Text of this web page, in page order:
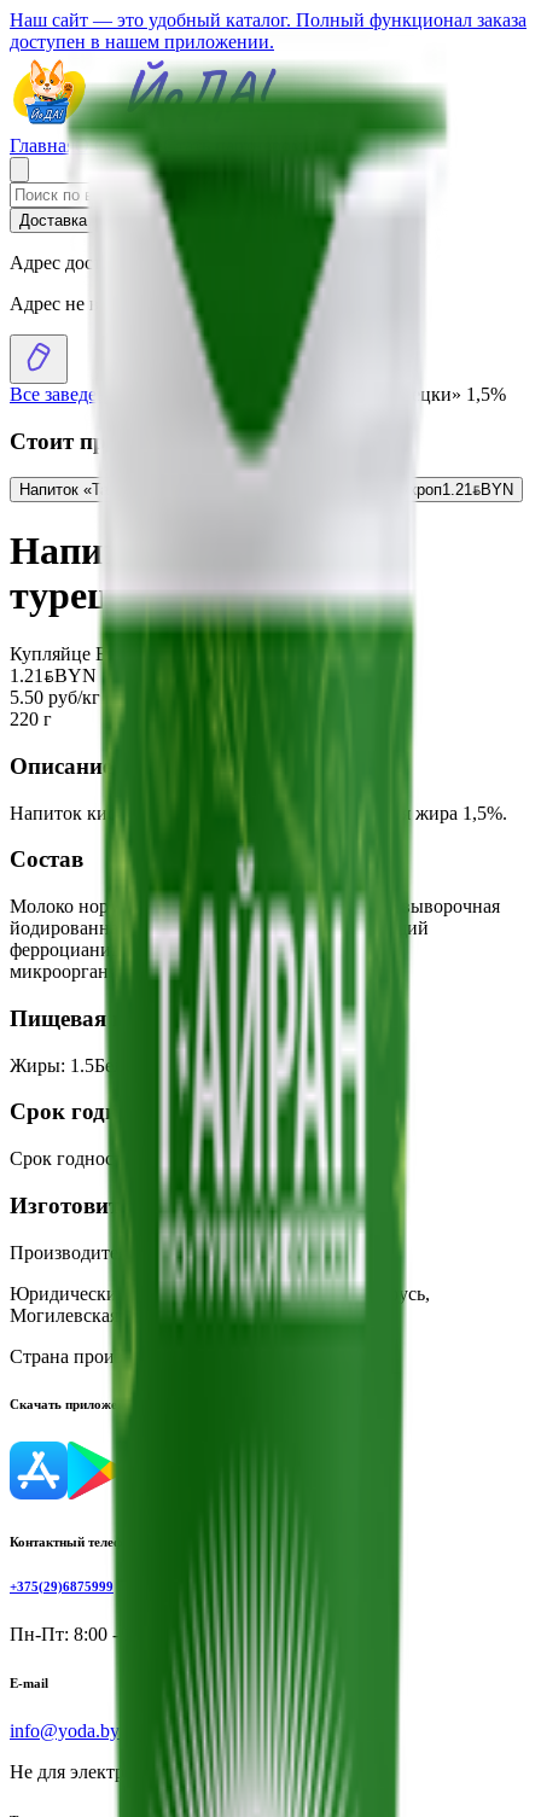
Наш сайт — это удобный каталог. Полный функционал заказа
доступен в нашем приложении.
ГлавнаяО Сервисе
Доставка Самовывоз
Адрес доставки
Адрес не выбран
Все заведения Напиток «Тайран по-турецки» 1,5%
Стоит присмотреться
Напиток «Тайран по-турецки» 1,5% соленый огурец-укроп1.21BYNBYN
Напиток «Тайран по-
турецки» 1,5%
Купляйце Беларускае
1.21BYNBYN
5.50 руб/кг
220 г
Описание
Напиток кисломолочный с солью массовая доля жира 1,5%.
Состав
Молоко нормализованное, вода питьевая, соль выворочная
йодированная (содержит агент антислеживающий
ферроцианид калия), закваска молочнокислых
микроорганизмов.
Пищевая ценность на 100г
Жиры: 1.5Белки 1.9Калории: 34Углеводы
Срок годности
Срок годности 50 суток
Изготовитель
Производитель:
ОАО «Молочные горки»
Юридический адрес:213410, Республика Беларусь,
Могилевская область, г. Горки, ул. Мира, 19
Страна производства:
Скачать приложение
Контактный телефон
+375(29)6875999
Пн-Пт: 8:00 - 17:00
E-mail
info@yoda.by
Не для электронных обращений